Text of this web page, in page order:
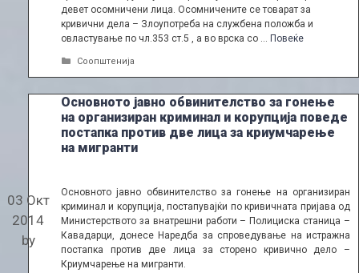
девет осомничени лица. Осомничените се товарат за
кривични дела – Злоупотреба на службена положба и
овластување по чл.353 ст.5 , а во врска со … Повеќе
Categories
Соопштенија
Основното јавно обвинителство за гонење
на организиран криминал и корупција поведе
постапка против две лица за криумчарење
на мигранти
03 Окт
2014
by
Основното јавно обвинителство за гонење на организиран
криминал и корупција, постапувајќи по кривичната пријава од
Министерството за внатрешни работи – Полициска станица –
Кавадарци, донесе Наредба за спроведување на истражна
постапка против две лица за сторено кривично дело –
Криумчарење на мигранти.